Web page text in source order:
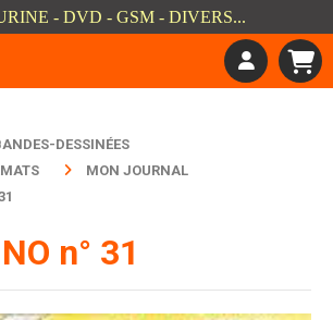
- DVD - GSM - DIVERS...
DESSINÉES
MON JOURNAL
n° 31